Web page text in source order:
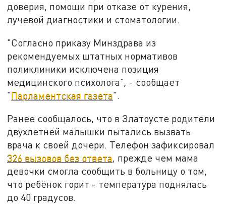
доверия, помощи при отказе от курения,
лучевой диагностики и стоматологии.
"Согласно приказу Минздрава из
рекомендуемых штатных нормативов
поликлиники исключена позиция
медицинского психолога", - сообщает
"Парламентская газета".
Ранее сообщалось, что в Златоусте родители
двухлетней малышки пытались вызвать
врача к своей дочери. Телефон зафиксировал
326 вызовов без ответа , прежде чем мама
девочки смогла сообщить в больницу о том,
что ребёнок горит - температура поднялась
до 40 градусов.